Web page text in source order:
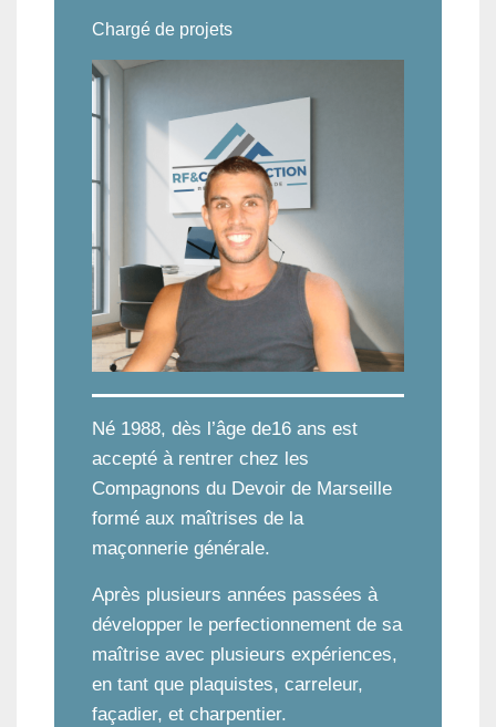
Chargé de projets
Né 1988, dès l’âge de16 ans est
accepté à rentrer chez les
Compagnons du Devoir de Marseille
formé aux maîtrises de la
maçonnerie générale.
Après plusieurs années passées à
développer le perfectionnement de sa
maîtrise avec plusieurs expériences,
en tant que plaquistes, carreleur,
façadier, et charpentier.